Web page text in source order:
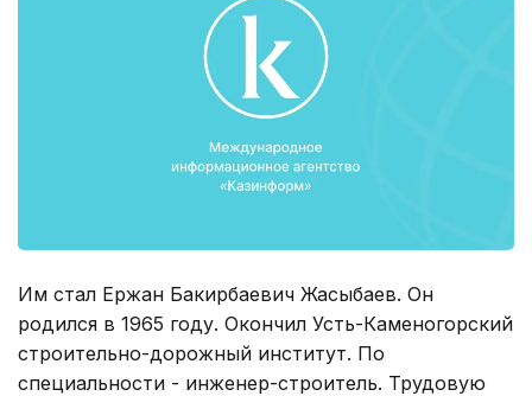
Им стал Ержан Бакирбаевич Жасыбаев. Он
родился в 1965 году. Окончил Усть-Каменогорский
строительно-дорожный институт. По
специальности - инженер-строитель. Трудовую